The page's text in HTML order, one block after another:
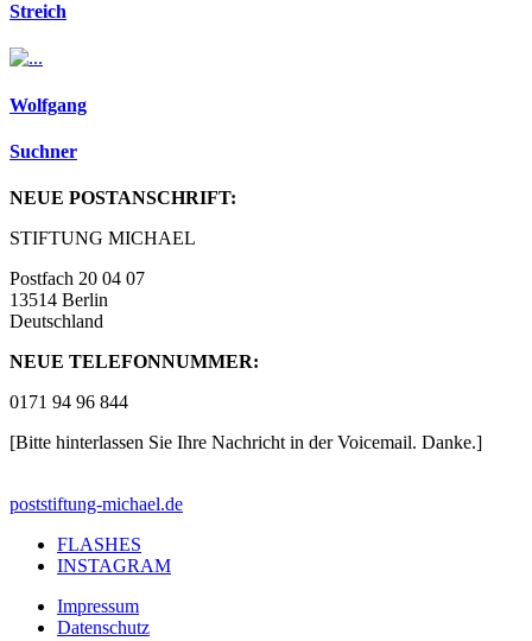
Streich
Wolfgang
Suchner
NEUE POSTANSCHRIFT:
STIFTUNG MICHAEL
Postfach 20 04 07
13514 Berlin
Deutschland
NEUE TELEFONNUMMER:
0171 94 96 844
[Bitte hinterlassen Sie Ihre Nachricht in der Voicemail. Danke.]
poststiftung-michael.de
FLASHES
INSTAGRAM
Impressum
Datenschutz